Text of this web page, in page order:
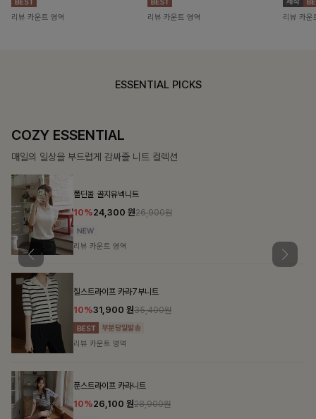
리뷰 카운트 영역 리뷰 카운트 영역 리뷰 카운
ESSENTIAL PICKS
COZY ESSENTIAL
매일의 일상을 부드럽게 감싸줄 니트 컬렉션
폴딘울 골지유넥니트
10%24,300 원26,900원
리뷰 카운트 영역
칠스트라이프 카라7부니트
10%31,900 원35,400원
리뷰 카운트 영역
푼스트라이프 카라니트
10%26,100 원28,900원